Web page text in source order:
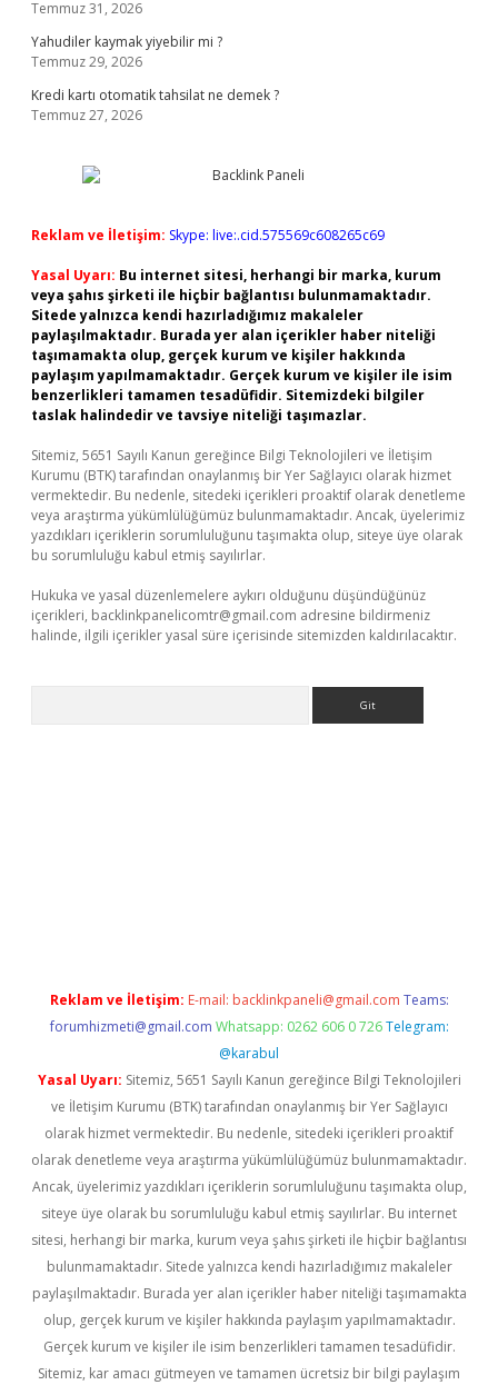
Temmuz 31, 2026
Yahudiler kaymak yiyebilir mi ?
Temmuz 29, 2026
Kredi kartı otomatik tahsilat ne demek ?
Temmuz 27, 2026
Reklam ve İletişim: Skype: live:.cid.575569c608265c69
Yasal Uyarı: Bu internet sitesi, herhangi bir marka, kurum
veya şahıs şirketi ile hiçbir bağlantısı bulunmamaktadır.
Sitede yalnızca kendi hazırladığımız makaleler
paylaşılmaktadır. Burada yer alan içerikler haber niteliği
taşımamakta olup, gerçek kurum ve kişiler hakkında
paylaşım yapılmamaktadır. Gerçek kurum ve kişiler ile isim
benzerlikleri tamamen tesadüfidir. Sitemizdeki bilgiler
taslak halindedir ve tavsiye niteliği taşımazlar.
Sitemiz, 5651 Sayılı Kanun gereğince Bilgi Teknolojileri ve İletişim
Kurumu (BTK) tarafından onaylanmış bir Yer Sağlayıcı olarak hizmet
vermektedir. Bu nedenle, sitedeki içerikleri proaktif olarak denetleme
veya araştırma yükümlülüğümüz bulunmamaktadır. Ancak, üyelerimiz
yazdıkları içeriklerin sorumluluğunu taşımakta olup, siteye üye olarak
bu sorumluluğu kabul etmiş sayılırlar.
Hukuka ve yasal düzenlemelere aykırı olduğunu düşündüğünüz
içerikleri, backlinkpanelicomtr@gmail.com adresine bildirmeniz
halinde, ilgili içerikler yasal süre içerisinde sitemizden kaldırılacaktır.
Reklam ve İletişim: E-mail: backlinkpaneli@gmail.com Teams:
forumhizmeti@gmail.com Whatsapp: 0262 606 0 726 Telegram:
@karabul
Yasal Uyarı: Sitemiz, 5651 Sayılı Kanun gereğince Bilgi Teknolojileri
ve İletişim Kurumu (BTK) tarafından onaylanmış bir Yer Sağlayıcı
olarak hizmet vermektedir. Bu nedenle, sitedeki içerikleri proaktif
olarak denetleme veya araştırma yükümlülüğümüz bulunmamaktadır.
Ancak, üyelerimiz yazdıkları içeriklerin sorumluluğunu taşımakta olup,
siteye üye olarak bu sorumluluğu kabul etmiş sayılırlar. Bu internet
sitesi, herhangi bir marka, kurum veya şahıs şirketi ile hiçbir bağlantısı
bulunmamaktadır. Sitede yalnızca kendi hazırladığımız makaleler
paylaşılmaktadır. Burada yer alan içerikler haber niteliği taşımamakta
olup, gerçek kurum ve kişiler hakkında paylaşım yapılmamaktadır.
Gerçek kurum ve kişiler ile isim benzerlikleri tamamen tesadüfidir.
Sitemiz, kar amacı gütmeyen ve tamamen ücretsiz bir bilgi paylaşım